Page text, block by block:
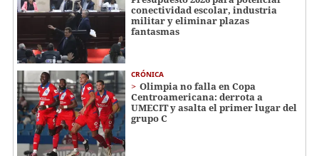
conectividad escolar, industria
militar y eliminar plazas
fantasmas
CRÓNICA
Olimpia no falla en Copa
Centroamericana: derrota a
UMECIT y asalta el primer lugar del
grupo C